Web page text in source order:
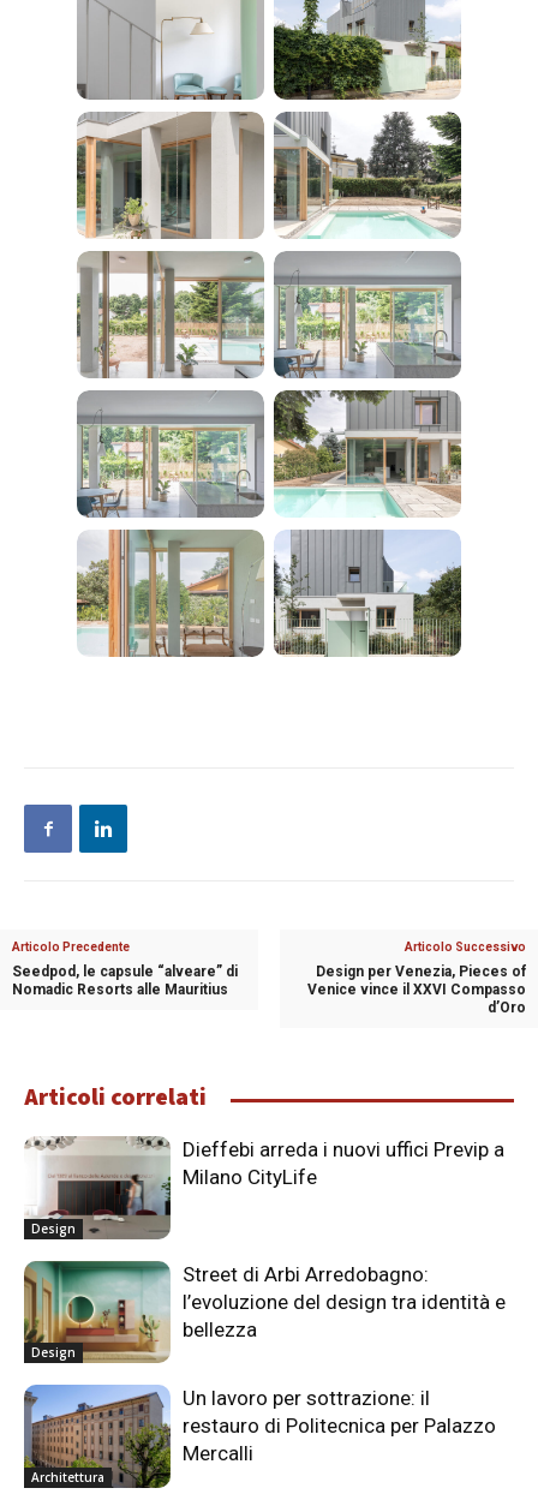
Articolo Precedente
Seedpod, le capsule “alveare” di
Nomadic Resorts alle Mauritius
Articolo Successivo
Design per Venezia, Pieces of
Venice vince il XXVI Compasso
d’Oro
Articoli correlati
Design
Dieffebi arreda i nuovi uffici Previp a
Milano CityLife
Design
Street di Arbi Arredobagno:
l’evoluzione del design tra identità e
bellezza
Architettura
Un lavoro per sottrazione: il
restauro di Politecnica per Palazzo
Mercalli